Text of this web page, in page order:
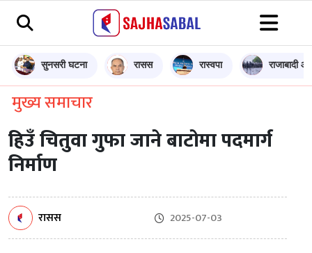
सुनसरी घटना रासस रास्वपा राजाबादी
मुख्य समाचार
हिउँ चितुवा गुफा जाने बाटोमा पदमार्ग
निर्माण
रासस 2025-07-03